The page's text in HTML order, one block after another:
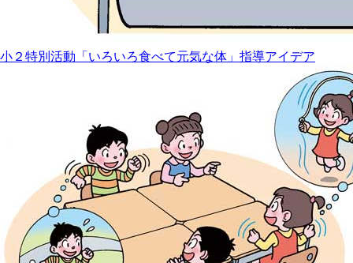
小２特別活動「いろいろ食べて元気な体」指導アイデア